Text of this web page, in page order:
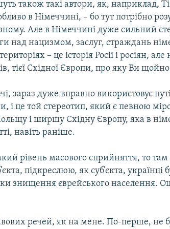
також такі автори, як, наприклад,
в Німеччині, – бо тут потрібно
Але в Німеччині дуже сильний
над нацизмом, заслуг, страждань
– це історія Росії і росіян, але
тієї Східної Європи, про яку Ви
зараз дуже вправно використовує
і це той стереотип, який є певною
і ширшу Cхідну Європу, яка в
навіть раніше.
рівень масового сприйняття, то там
підкреслюю, як суб’єкта, українці
знищення єврейського населення.
речей, як на мене. По-перше, не